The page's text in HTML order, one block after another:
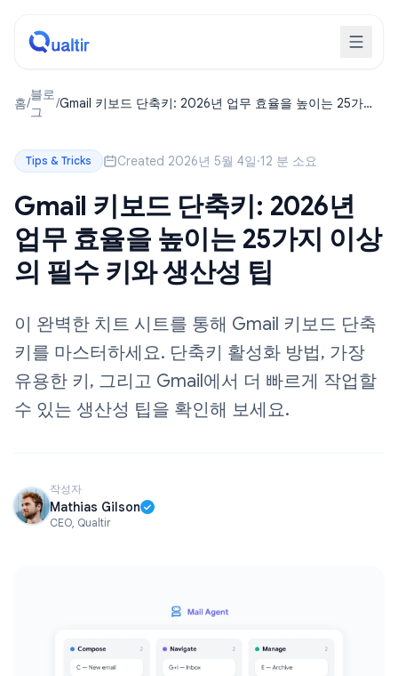
홈/
블로
그
/Gmail 키보드 단축키: 2026년 업무 효율을 높이는 25가지
Tips & Tricks Created 2026년 5월 4일·12 분 소요
Gmail 키보드 단축키: 2026년
업무 효율을 높이는 25가지 이상
의 필수 키와 생산성 팁
이 완벽한 치트 시트를 통해 Gmail 키보드 단축
키를 마스터하세요. 단축키 활성화 방법, 가장
유용한 키, 그리고 Gmail에서 더 빠르게 작업할
수 있는 생산성 팁을 확인해 보세요.
작성자
Mathias Gilson
CEO, Qualtir